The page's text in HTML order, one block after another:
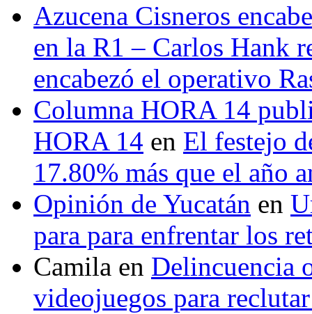
Azucena Cisneros
en la R1 – Carlos Hank
encabezó el operativo
Columna HORA 14
HORA 14 en El festejo
17.80% más que el año
Opinión de Yucatán en
para para enfrentar los
Camila en Delincuencia
videojuegos para